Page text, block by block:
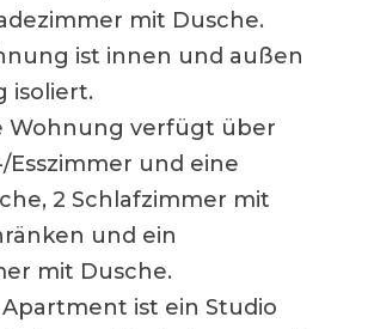
mit Dusche.
ist innen und außen
isoliert.
Wohnung verfügt über
Esszimmer und eine
2 Schlafzimmer mit
und ein
mit Dusche.
ist ein Studio